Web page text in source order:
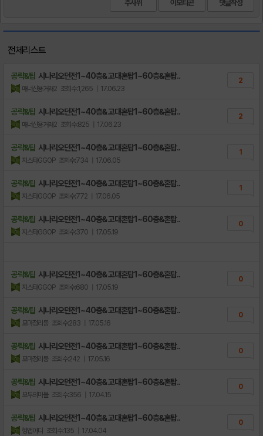
주사위 이모티콘
전체리스트
공략&팁 시나리오던전1~40층& 고대혼탑1~60층&혼탑..
매너신용거래2 조회수:1,265 | 17.06.23
2
공략&팁 시나리오던전1~40층& 고대혼탑1~60층&혼탑..
매너신용거래2 조회수:825 | 17.06.23
2
공략&팁 시나리오던전1~40층& 고대혼탑1~60층&혼탑..
지스타GGOP 조회수:734 | 17.06.05
1
공략&팁 시나리오던전1~40층& 고대혼탑1~60층&혼탑..
지스타GGOP 조회수:772 | 17.06.05
1
공략&팁 시나리오던전1~40층& 고대혼탑1~60층&혼탑..
지스타GGOP 조회수:370 | 17.05.19
0
공략&팁 시나리오던전1~40층& 고대혼탑1~60층&혼탑..
지스타GGOP 조회수:680 | 17.05.19
0
공략&팁 시나리오던전1~40층& 고대혼탑1~60층&혼탑..
모마정리둥 조회수:283 | 17.05.16
0
공략&팁 시나리오던전1~40층& 고대혼탑1~60층&혼탑..
모마정리둥 조회수:242 | 17.05.16
0
공략&팁 시나리오던전1~40층& 고대혼탑1~60층&혼탑..
모두의마볼 조회수:356 | 17.04.15
0
공략&팁 시나리오던전1~40층& 고대혼탑1~60층&혼탑..
헝앱아디 조회수:135 | 17.04.04
0